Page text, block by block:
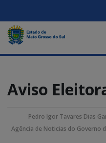
Aviso
Pedro Igor Tavares Dias
Agência de Noticias do Governo